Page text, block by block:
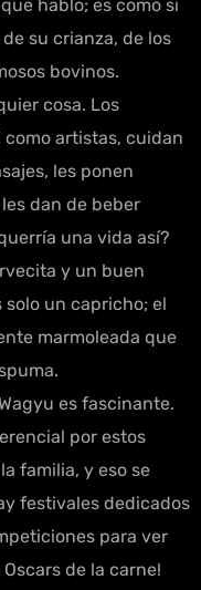
hablo; es como si
su crianza, de los
bovinos.
cosa. Los
artistas, cuidan
les ponen
dan de beber
una vida así?
y un buen
solo un capricho; el
marmoleada que
es fascinante.
por estos
familia, y eso se
festivales dedicados
para ver
de la carne!